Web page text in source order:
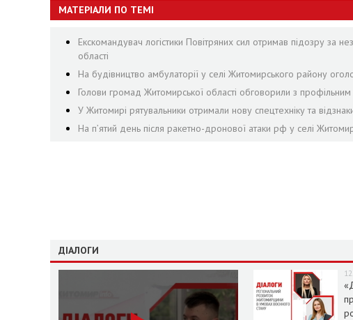
МАТЕРІАЛИ ПО ТЕМІ
Екскомандувач логістики Повітряних сил отримав підозру за
області
На будівництво амбулаторії у селі Житомирського району
Голови громад Житомирської області обговорили з профільним
У Житомирі рятувальники отримали нову спецтехніку та
На пʼятий день після ракетно-дронової атаки рф у селі
ДІАЛОГИ